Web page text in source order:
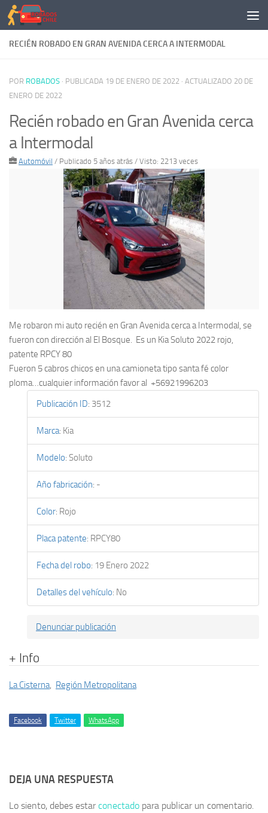
Saltar al contenido
RECIÉN ROBADO EN GRAN AVENIDA CERCA A INTERMODAL
POR ROBADOS · PUBLICADA 19 DE ENERO DE 2022 · ACTUALIZADO 20 DE
ENERO DE 2022
Recién robado en Gran Avenida cerca
a Intermodal
Automóvil / Publicado 5 años atrás / Visto: 2213 veces
Me robaron mi auto recién en Gran Avenida cerca a Intermodal, se
fueron con dirección al El Bosque. Es un Kia Soluto 2022 rojo,
patente RPCY 80
Fueron 5 cabros chicos en una camioneta tipo santa fé color
ploma…cualquier información favor al +56921996203
Publicación ID: 3512
Marca: Kia
Modelo: Soluto
Año fabricación: -
Color: Rojo
Placa patente: RPCY80
Fecha del robo: 19 Enero 2022
Detalles del vehículo: No
Denunciar publicación
+ Info
La Cisterna, Región Metropolitana
Facebook Twitter WhatsApp
DEJA UNA RESPUESTA
Lo siento, debes estarconectado para publicar un comentario.